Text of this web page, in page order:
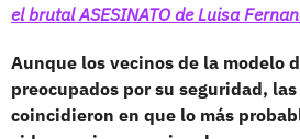
el brutal ASESINATO de Luisa
Aunque los vecinos de la modelo
preocupados por su seguridad,
coincidieron en que lo más